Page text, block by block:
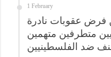
1 February
فرض عقوبات نادرة
متطرفين متهمين
ضد الفلسطينيين